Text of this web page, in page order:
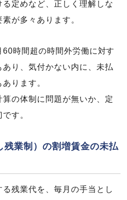
定めなど、正しく理解しな
が多々あります。
時間超の時間外労働に対す
り、気付かない内に、未払
ります。
の体制に問題が無いか、定
す。
業制）の割増賃金の未払
残業代を、毎月の手当とし